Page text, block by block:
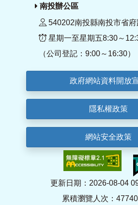
南投辦公區
540202南投縣南投市省府
星期一至星期五8:30～
（公司登記：9:00～16:30）
政府網站資料開放
隱私權政策
網站安全政策
更新日期：2026-08-04
累積瀏覽人次：